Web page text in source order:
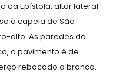
da Epístola, altar lateral
à capela de São
alto. As paredes da
o pavimento é de
rebocado a branco.